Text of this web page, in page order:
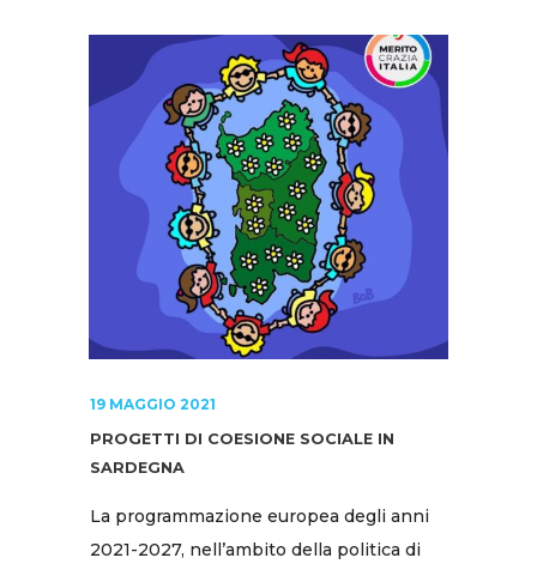
19 MAGGIO 2021
PROGETTI DI COESIONE SOCIALE IN
SARDEGNA
La programmazione europea degli anni
2021-2027, nell’ambito della politica di